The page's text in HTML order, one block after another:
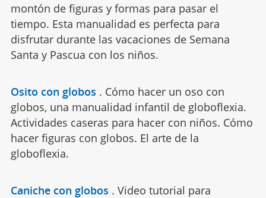
montón de figuras y formas para pasar el
tiempo. Esta manualidad es perfecta para
disfrutar durante las vacaciones de Semana
Santa y Pascua con los niños.
Osito con globos . Cómo hacer un oso con
globos, una manualidad infantil de globoflexia.
Actividades caseras para hacer con niños. Cómo
hacer figuras con globos. El arte de la
globoflexia.
Caniche con globos . Video tutorial para